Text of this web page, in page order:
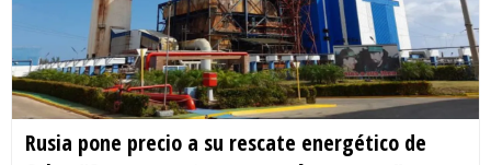
Rusia pone precio a su rescate energético de